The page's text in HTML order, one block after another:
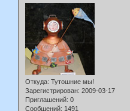
Откуда: Тутошние мы!
Зарегистрирован: 2009-03-17
Приглашений: 0
Сообщений: 1491